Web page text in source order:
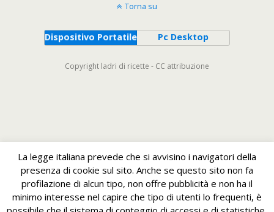
Torna su
Dispositivo Portatile Pc Desktop
Copyright ladri di ricette - CC attribuzione
La legge italiana prevede che si avvisino i navigatori della
presenza di cookie sul sito. Anche se questo sito non fa
profilazione di alcun tipo, non offre pubblicità e non ha il
minimo interesse nel capire che tipo di utenti lo frequenti, è